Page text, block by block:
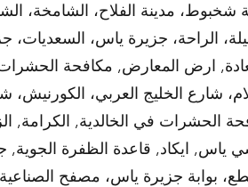
شخبوط، مدينة الفلاح، الشامخة،
الراحة، جزيرة ياس،
ارض المعارض, مكافحة الحشرات
شارع الخليج العربي، الكورنيش،
الحشرات في الخالدية, الكرامة,
ياس, ايكاد, قاعدة الظفرة الجوية,
بوابة جزيرة ياس، مصفح